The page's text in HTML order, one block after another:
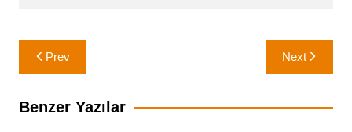
Yazı
gezinmesi
Prev Next
Benzer Yazılar